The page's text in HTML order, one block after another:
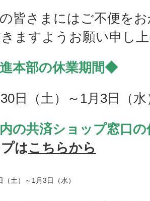
皆さまにはご不便を
ますようお願い申し
本部の休業期間◆
（土）～1月3日（
の共済ショップ窓口
はこちらから
（土）～1月3日（水）